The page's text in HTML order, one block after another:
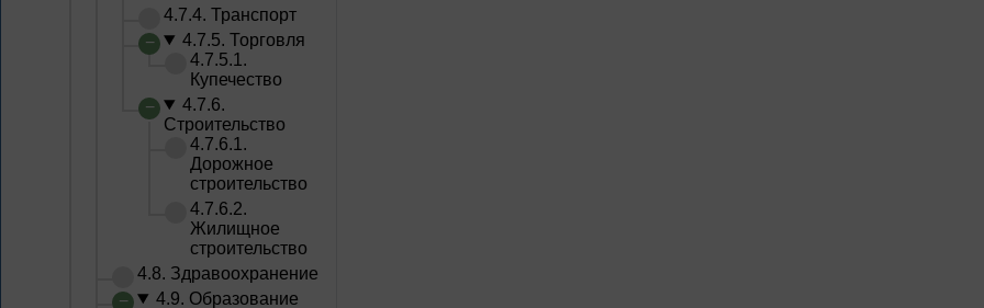
4.7.4. Транспорт
4.7.5. Торговля
4.7.5.1.
Купечество
4.7.6.
Строительство
4.7.6.1.
Дорожное
строительство
4.7.6.2.
Жилищное
строительство
4.8. Здравоохранение
4.9. Образование